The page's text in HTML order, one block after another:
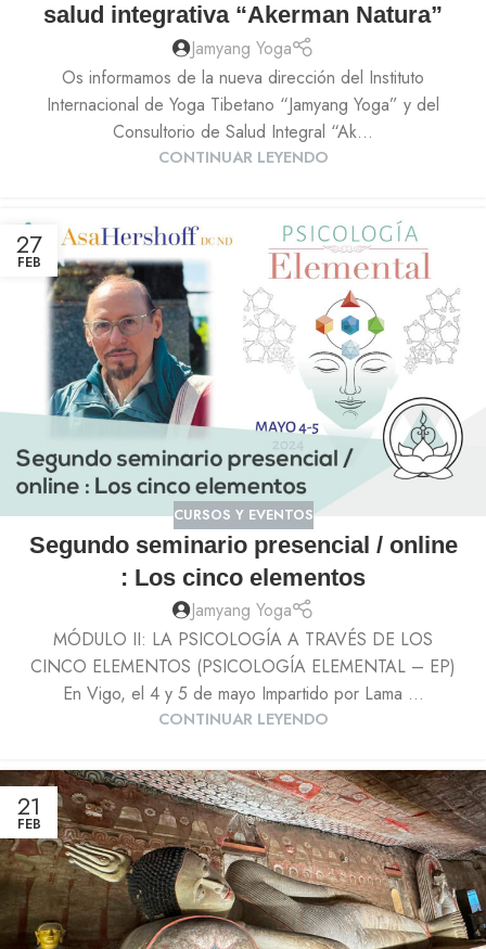
salud integrativa “Akerman Natura”
Jamyang Yoga
Os informamos de la nueva dirección del Instituto
Internacional de Yoga Tibetano “Jamyang Yoga” y del
Consultorio de Salud Integral “Ak...
CONTINUAR LEYENDO
27
FEB
CURSOS Y EVENTOS
Segundo seminario presencial / online
: Los cinco elementos
Jamyang Yoga
MÓDULO II: LA PSICOLOGÍA A TRAVÉS DE LOS
CINCO ELEMENTOS (PSICOLOGÍA ELEMENTAL – EP)
En Vigo, el 4 y 5 de mayo Impartido por Lama ...
CONTINUAR LEYENDO
21
FEB